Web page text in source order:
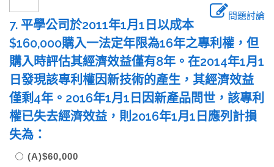
問題討論
7. 平學公司於2011年1月1日以成本
$160,000購入一法定年限為16年之專利權，但
購入時評估其經濟效益僅有8年。在2014年1月1
日發現該專利權因新技術的產生，其經濟效益
僅剩4年。2016年1月1日因新產品問世，該專利
權已失去經濟效益，則2016年1月1日應列計損
失為：
(A)$60,000